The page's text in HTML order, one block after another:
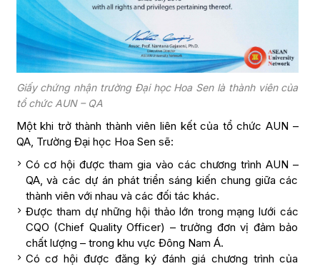
Giấy chứng nhận trường Đại học Hoa Sen là thành viên của
tổ chức AUN – QA
Một khi trở thành thành viên liên kết của tổ chức AUN –
QA, Trường Đại học Hoa Sen sẽ:
Có cơ hội được tham gia vào các chương trình AUN –
QA, và các dự án phát triển sáng kiến chung giữa các
thành viên với nhau và các đối tác khác.
Được tham dự những hội thảo lớn trong mạng lưới các
CQO (Chief Quality Officer) – trưởng đơn vị đảm bảo
chất lượng – trong khu vực Đông Nam Á.
Có cơ hội được đăng ký đánh giá chương trình của